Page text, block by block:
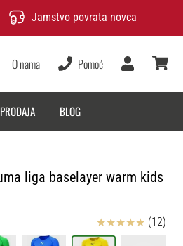
Jamstvo povrata novca
O nama Pomoć
Korisnik
BLOG
liga baselayer warm kids
Ocjena proizvoda
(12)